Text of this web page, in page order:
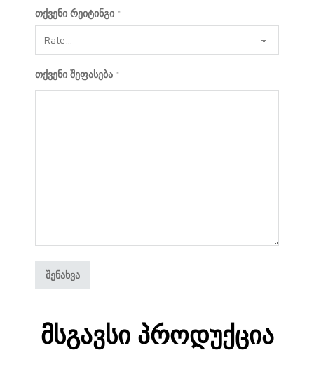
თქვენი რეიტინგი *
თქვენი შეფასება *
Მსგავსი Პროდუქცია